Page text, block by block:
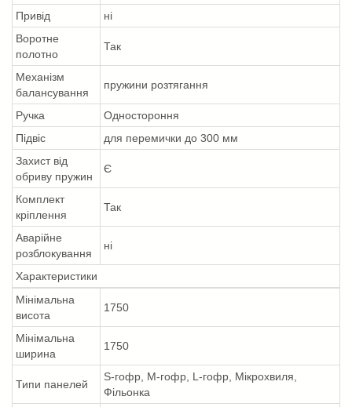
Привід
ні
Воротне
полотно
Так
Механізм
балансування
пружини розтягання
Ручка
Одностороння
Підвіс
для перемички до 300 мм
Захист від
обриву пружин
Є
Комплект
кріплення
Так
Аварійне
розблокування
ні
Характеристики
Мінімальна
висота
1750
Мінімальна
ширина
1750
Типи панелей
S-гофр, M-гофр, L-гофр, Мікрохвиля,
Фільонка